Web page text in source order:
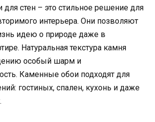
стен – это стильное решение для
интерьера. Они позволяют
идею о природе даже в
Натуральная текстура камня
особый шарм и
Каменные обои подходят для
гостиных, спален, кухонь и даже